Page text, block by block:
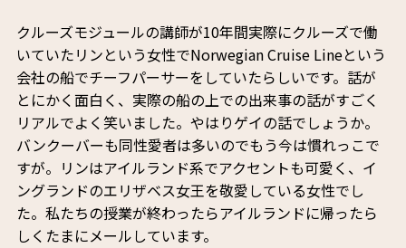
クルーズモジュールの講師が10年間実際にクルーズで働
いていたリンという女性でNorwegian Cruise Lineという
会社の船でチーフパーサーをしていたらしいです。話が
とにかく面白く、実際の船の上での出来事の話がすごく
リアルでよく笑いました。やはりゲイの話でしょうか。
バンクーバーも同性愛者は多いのでもう今は慣れっこで
すが。リンはアイルランド系でアクセントも可愛く、イ
ングランドのエリザベス女王を敬愛している女性でし
た。私たちの授業が終わったらアイルランドに帰ったら
しくたまにメールしています。